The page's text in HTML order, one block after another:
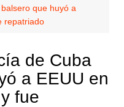
que huyó a
repatriado
de Cuba
a EEUU en
fue